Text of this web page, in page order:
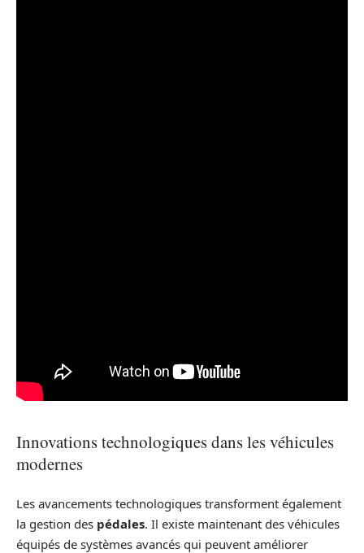
Innovations technologiques dans les véhicules
modernes
Les avancements technologiques transforment également
la gestion des pédales. Il existe maintenant des véhicules
équipés de systèmes avancés qui peuvent améliorer